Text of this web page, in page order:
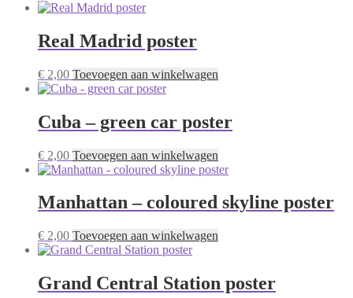
populariteit
Real Madrid poster
€ 2,00 Toevoegen aan winkelwagen
Cuba – green car poster
€ 2,00 Toevoegen aan winkelwagen
Manhattan – coloured skyline poster
€ 2,00 Toevoegen aan winkelwagen
Grand Central Station poster